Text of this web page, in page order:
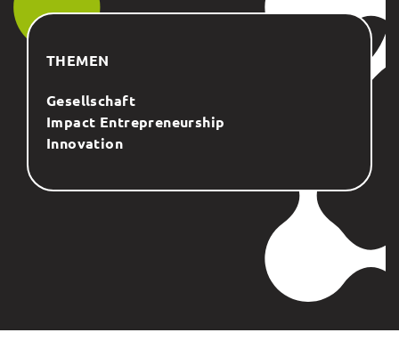
THEMEN
Gesellschaft
Impact Entrepreneurship
Innovation